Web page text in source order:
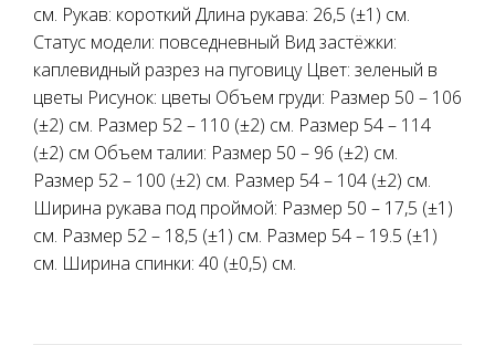
см. Рукав: короткий Длина рукава: 26,5 (±1) см.
Статус модели: повседневный Вид застёжки:
каплевидный разрез на пуговицу Цвет: зеленый в
цветы Рисунок: цветы Объем груди: Размер 50 – 106
(±2) см. Размер 52 – 110 (±2) см. Размер 54 – 114
(±2) см Объем талии: Размер 50 – 96 (±2) см.
Размер 52 – 100 (±2) см. Размер 54 – 104 (±2) см.
Ширина рукава под проймой: Размер 50 – 17,5 (±1)
см. Размер 52 – 18,5 (±1) см. Размер 54 – 19.5 (±1)
см. Ширина спинки: 40 (±0,5) см.